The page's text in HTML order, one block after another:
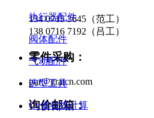
执行器配件
阀体配件
气动配件
选型工具
Cv值在线计算
134 0715 3645（范工）
138 0716 7192（吕工）
零件采购：
pur@gratcn.com
询价邮箱：